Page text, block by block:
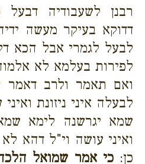
רבנן לשעבודיה
דדוקא בעיקר מעשה
לבעל לגמרי אבל הכא
לפירות בעלמא לא
ואם תאמר ולרב
לבעלה איני ניזונת
שמא יגרשנה לימא
ואיני עושה וי"ל דהא
כן:כי אמר שמואל הלכה